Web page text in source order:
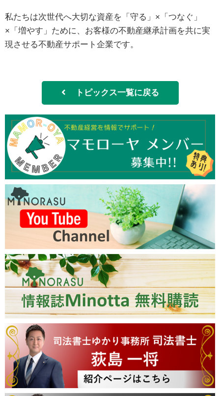
私たちは次世代へ大切な資産を「守る」×「つなぐ」
×「増やす」ために、お客様の不動産継承計画を共に実
現させる不動産サポート企業です。
トピックス一覧に戻る